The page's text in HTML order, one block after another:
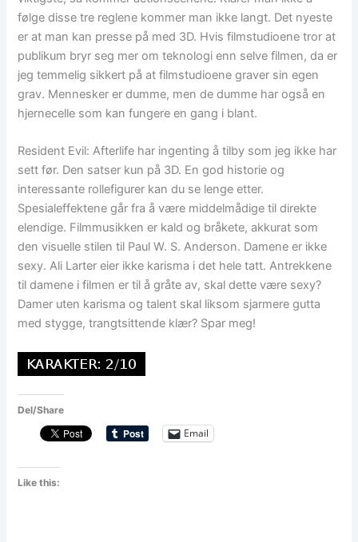
følge disse tre reglene kommer man ikke langt. Det nyeste
er at man kan presse på med 3D. Hvis filmstudioene tror at
publikum bryr seg mer om teknologi enn selve filmen, da er
jeg temmelig sikkert på at filmstudioene graver sin egen
grav. Mennesker er dumme, men de dumme har også en
hjernecelle som kan fungere en gang i blant.
Resident Evil: Afterlife har ingenting å tilby som jeg ikke har
sett før. Den satser kun på 3D. En god historie og
interessante rollefigurer kan du se lenge etter.
Spesialeffektene går fra å være middelmådige til direkte
elendige. Filmmusikken er kald og bråkete, akkurat som
den visuelle stilen til Paul W. S. Anderson. Damene er ikke
sexy. Ali Larter eier ikke karisma i det hele tatt. Antrekkene
til damene i filmen er til å gråte av, skal dette være sexy?
Damer uten karisma og talent skal liksom sjarmere gutta
med stygge, trangtsittende klær? Spar meg!
Del/Share
Email
Like this: